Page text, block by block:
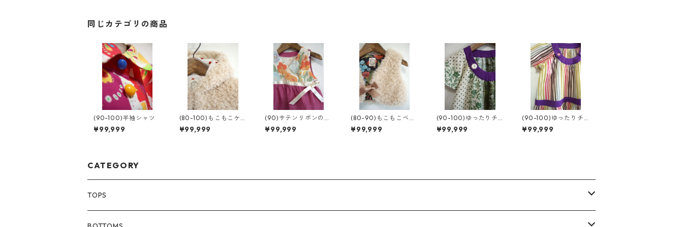
同じカテゴリの商品
(90-100)半袖シャツ
¥99,999
(80-100)もこもこケ
ープ
¥99,999
(90)サテンリボンのカ
シュクール
¥99,999
(80-90)もこもこベス
ト
¥99,999
(90-100)ゆったりチ
ュニック
¥99,999
(90-100)ゆったりチ
ュニック
¥99,999
CATEGORY
TOPS